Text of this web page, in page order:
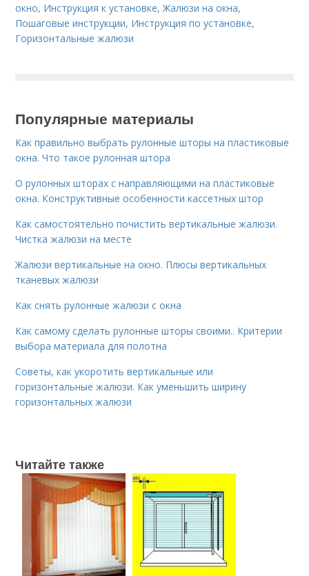
окно, Инструкция к установке,Жалюзи на окна,
Пошаговые инструкции, Инструкция по установке,
Горизонтальные жалюзи
Популярные материалы
Как правильно выбрать рулонные шторы на пластиковые
окна. Что такое рулонная штора
О рулонных шторах с направляющими на пластиковые
окна. Конструктивные особенности кассетных штор
Как самостоятельно почистить вертикальные жалюзи.
Чистка жалюзи на месте
Жалюзи вертикальные на окно. Плюсы вертикальных
тканевых жалюзи
Как снять рулонные жалюзи с окна
Как самому сделать рулонные шторы своими.. Критерии
выбора материала для полотна
Советы, как укоротить вертикальные или
горизонтальные жалюзи. Как уменьшить ширину
горизонтальных жалюзи
Читайте также